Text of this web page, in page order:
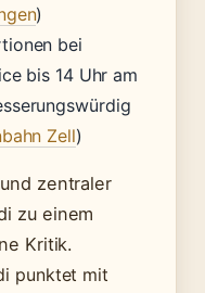
)
bei
bis 14 Uhr am
Zell)
zentraler
zu einem
Kritik.
punktet mit